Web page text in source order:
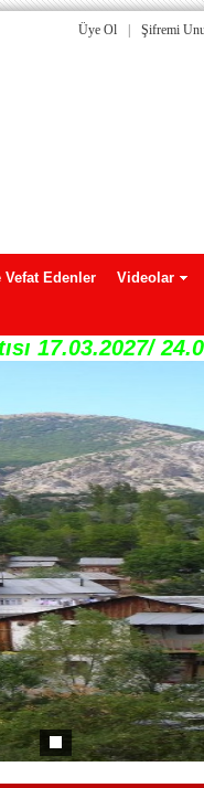
Şifremi
Üye Ol
Vefat Edenler Videolar
17.03.2027/